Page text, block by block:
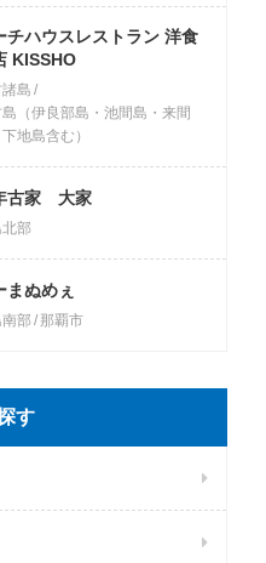
チハウスレストラン 洋食
KISSHO
島
（伊良部島・池間島・来間
地島含む）
古家 大家
部
まぬめぇ
部 那覇市
す